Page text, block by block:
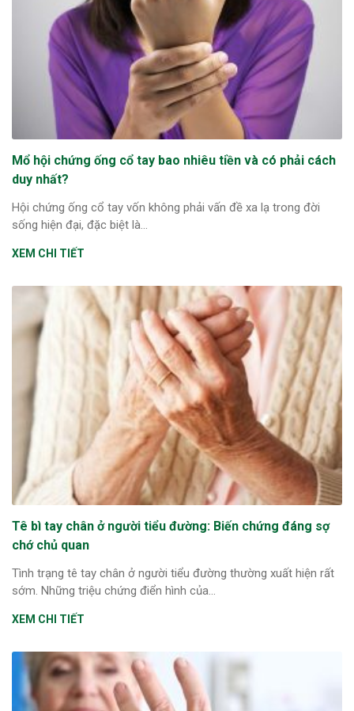
Mổ hội chứng ống cổ tay bao nhiêu tiền và có phải cách
duy nhất?
Hội chứng ống cổ tay vốn không phải vấn đề xa lạ trong đời
sống hiện đại, đặc biệt là...
XEM CHI TIẾT
Tê bì tay chân ở người tiểu đường: Biến chứng đáng sợ
chớ chủ quan
Tình trạng tê tay chân ở người tiểu đường thường xuất hiện rất
sớm. Những triệu chứng điển hình của...
XEM CHI TIẾT